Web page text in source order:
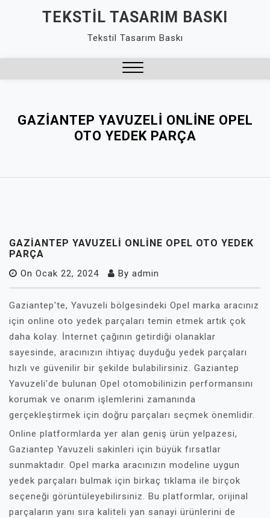
TEKSTIL TASARIM BASKI
Tekstil Tasarım Baskı
GAZIANTEP YAVUZELI ONLINE OPEL
OTO YEDEK PARÇA
GAZIANTEP YAVUZELI ONLINE OPEL OTO YEDEK
PARÇA
On Ocak 22, 2024 By admin
Gaziantep'te, Yavuzeli bölgesindeki Opel marka aracınız
için online oto yedek parçaları temin etmek artık çok
daha kolay. İnternet çağının getirdiği olanaklar
sayesinde, aracınızın ihtiyaç duyduğu yedek parçaları
hızlı ve güvenilir bir şekilde bulabilirsiniz. Gaziantep
Yavuzeli'de bulunan Opel otomobilinizin performansını
korumak ve onarım işlemlerini zamanında
gerçekleştirmek için doğru parçaları seçmek önemlidir.
Online platformlarda yer alan geniş ürün yelpazesi,
Gaziantep Yavuzeli sakinleri için büyük fırsatlar
sunmaktadır. Opel marka aracınızın modeline uygun
yedek parçaları bulmak için birkaç tıklama ile birçok
seçeneği görüntüleyebilirsiniz. Bu platformlar, orijinal
parçaların yanı sıra kaliteli yan sanayi ürünlerini de